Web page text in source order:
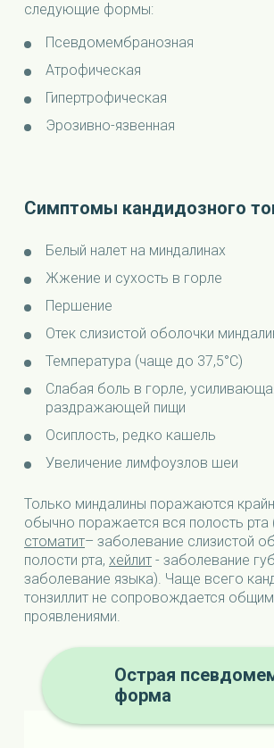
следующие формы:
Псевдомембранозная
Атрофическая
Гипертрофическая
Эрозивно-язвенная
Симптомы кандидозного
Белый налет на миндалинах
Жжение и сухость в горле
Першение
Отек слизистой оболочки
Температура (чаще до 37,5°С)
Слабая боль в горле,
раздражающей пищи
Осиплость, редко кашель
Увеличение лимфоузлов шеи
Только миндалины поражаются
обычно поражается вся полость рта
стоматит– заболевание слизистой
полости рта, хейлит - заболевание
заболевание языка). Чаще всего
тонзиллит не сопровождается
проявлениями.
Острая
форма